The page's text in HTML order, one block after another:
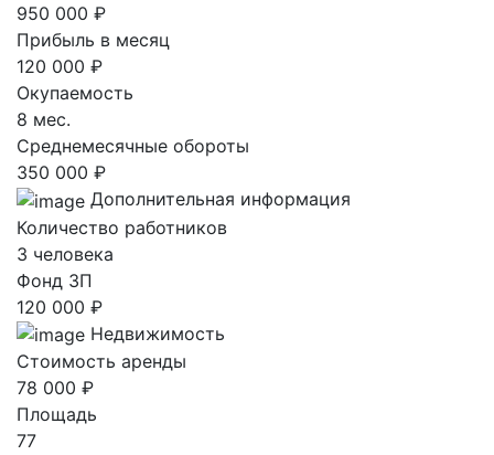
950 000 ₽
Прибыль в месяц
120 000 ₽
Окупаемость
8 мес.
Среднемесячные обороты
350 000 ₽
Дополнительная информация
Количество работников
3 человека
Фонд ЗП
120 000 ₽
Недвижимость
Стоимость аренды
78 000 ₽
Площадь
77